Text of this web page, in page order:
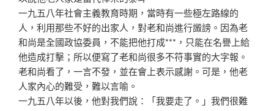
一九五八年社會主義教育時期，當時有一些極左路線的
人， 利用那些不好的出家人，對老和尚進行譭謗。因為老
和尚是全國政協委員，不能把他打成***，只能在名譽上給
他造成打擊；所以便寫了老和尚很多不符事實的大字報。
老和尚看了，一言不發，並在會上表示感謝。可是，他老
人家內心的難受，難以言喻。
一九五八年以後，他對我們說：「我要走了。」我們很難